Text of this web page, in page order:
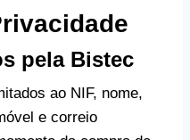
pela Bistec
ao NIF, nome,
e correio